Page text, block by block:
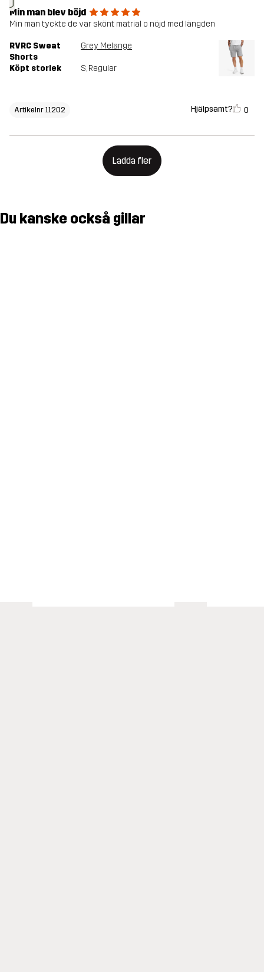
Min man blev böjd
Min man tyckte de var skönt matrial o nöjd med längden
RVRC Sweat
Shorts
Grey Melange
Köpt storlek S, Regular
Artikelnr 11202 Hjälpsamt? 0
Ladda fler
Du kanske också gillar